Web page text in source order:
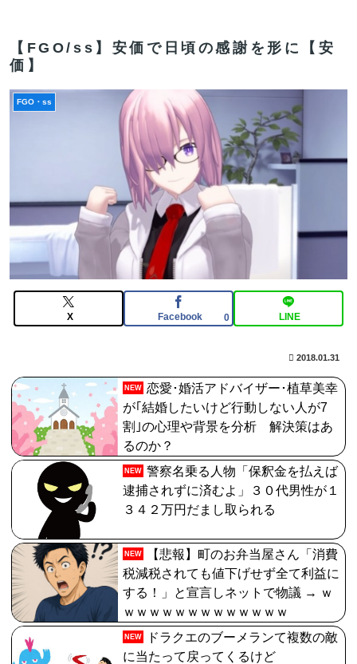
報ステの気象予報士さん、こういうのでいいんだよって
いう横乳の張り
【FGO】ゲーム部分はガッツリ弄って欲しい。でも新し
いの作って挑戦するの難しいかも
【画像】フジテレビで水着JKｗｗｗｗｗｗｗｗｗｗｗ
【FGO】まず宇宙進出が霊長譲ることに繋がるのが納得
してない
【雑談】アニプレックスってFGO以外で稼げるスマホゲ
ームってあるんだっけ？
【FGO】神に愛された星1バッファー。アマデウス強化
がすごいと話題に
【FGO】コミカライズ「英霊剣豪七番勝負」【第47話】
勝負四・五番目（六）と先読み【第48話】決着 配信!!
【画像】福岡、こんなのが普通に走ってるｗｗｗｗｗｗ
ｗｗｗｗｗｗｗｗｗｗ
【FGO】スルトくんは保険に使えたのかね実際
【FGO/ss】安価で日頃の感謝を形に【安
価】
FGO・ss
X Facebook 0 LINE
2018.01.31
NEW 恋愛･婚活アドバイザー･植草美幸
が｢結婚したいけど行動しない人が7
割｣の心理や背景を分析 解決策はあ
るのか？
NEW 警察名乗る人物「保釈金を払えば
逮捕されずに済むよ」３０代男性が１
３４２万円だまし取られる
NEW
【悲報】町のお弁当屋さん「消費
税減税されても値下げせず全て利益に
する！」と宣言しネットで物議 → ｗ
ｗｗｗｗｗｗｗｗｗｗｗｗｗ
NEW
ドラクエのブーメランて複数の敵
に当たって戻ってくるけど